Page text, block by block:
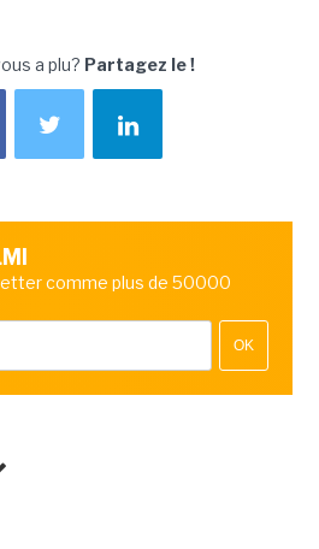
a plu? Partagez le !
comme plus de 50000
OK